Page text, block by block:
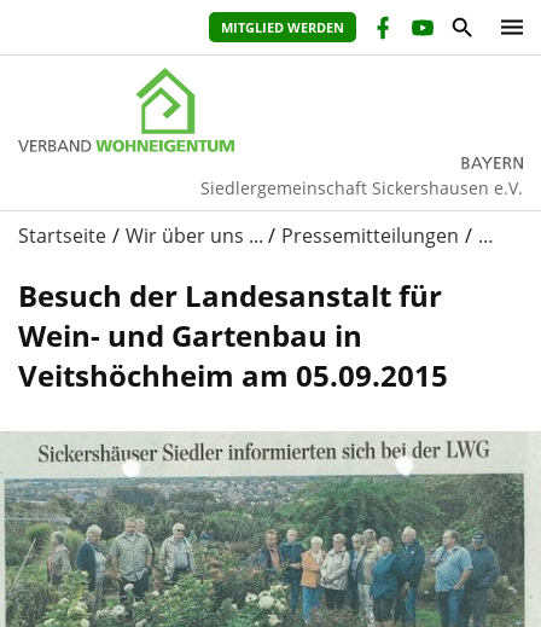
MITGLIED WERDEN
Siedlergemeinschaft Sickershausen e.V.
Startseite Wir über uns ... Pressemitteilungen …
Besuch der Landesanstalt für
Wein- und Gartenbau in
Veitshöchheim am 05.09.2015